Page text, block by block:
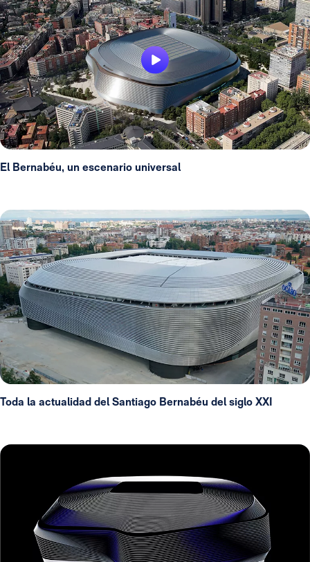
El Bernabéu, un escenario universal
Toda la actualidad del Santiago Bernabéu del siglo XXI